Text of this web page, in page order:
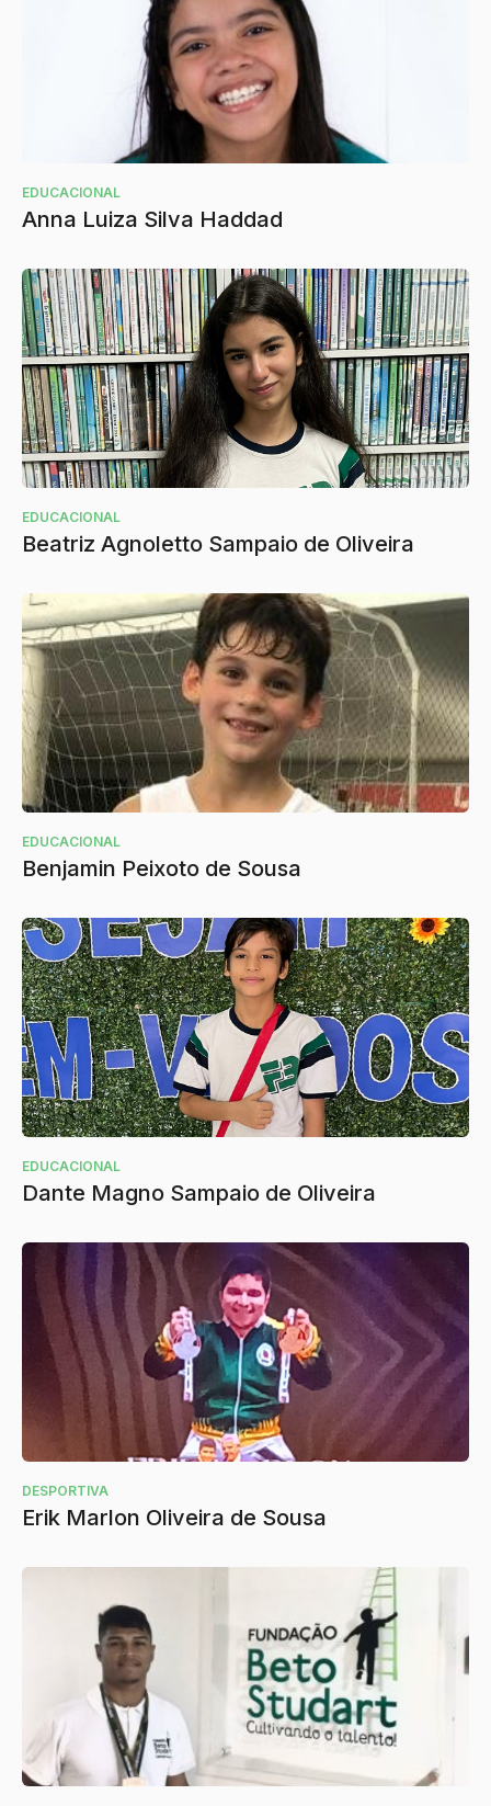
EDUCACIONAL
Anna Luiza Silva Haddad
EDUCACIONAL
Beatriz Agnoletto Sampaio de Oliveira
EDUCACIONAL
Benjamin Peixoto de Sousa
EDUCACIONAL
Dante Magno Sampaio de Oliveira
DESPORTIVA
Erik Marlon Oliveira de Sousa